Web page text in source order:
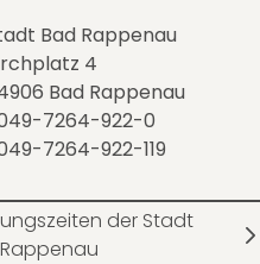
Bad Rappenau
4
Bad Rappenau
7264-922-0
7264-922-119
der Stadt